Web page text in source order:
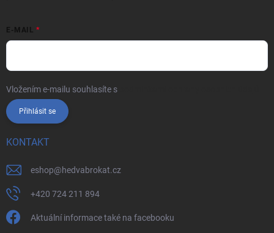
E-MAIL
Vložením e-mailu souhlasíte s
Přihlásit se
KONTAKT
eshop@hedvabrokat.cz
+420 724 211 894
Aktuální informace také na facebooku